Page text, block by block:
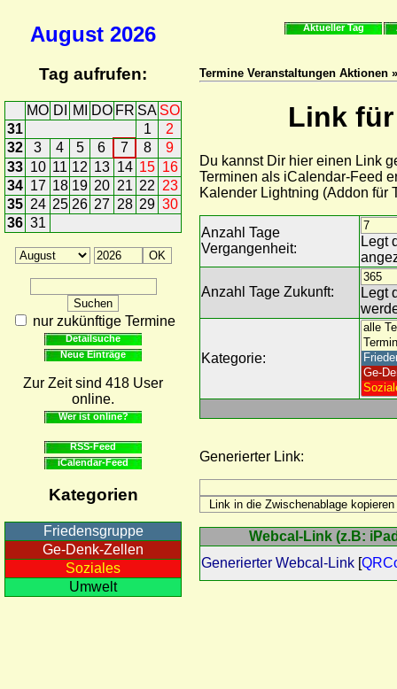
August 2026
Tag aufrufen:
MO DI MI DO FR SA SO
31
1
2
32
3 4 5 6 7 8
9
33 10 11 12 13 14 15 16
34 17 18 19 20 21 22 23
35 24 25 26 27 28 29 30
36 31
nur zukünftige Termine
Detailsuche
Neue Einträge
Zur Zeit sind 418 User
online.
Wer ist online?
RSS-Feed
iCalendar-Feed
Kategorien
Friedensgruppe
Ge-Denk-Zellen
Soziales
Umwelt
Aktueller Tag
Termine Veranstaltungen Aktionen
Link
Du kannst Dir hier einen Link
Terminen als iCalendar-Feed
Kalender Lightning (Addon für
Anzahl Tage
Vergangenheit:
Legt
Anzahl Tage Zukunft:
Legt
Kategorie:
Generierter Link:
Webcal-Link (z.B:
Generierter Webcal-Link [